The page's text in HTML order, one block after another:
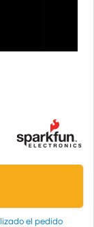
el pedido